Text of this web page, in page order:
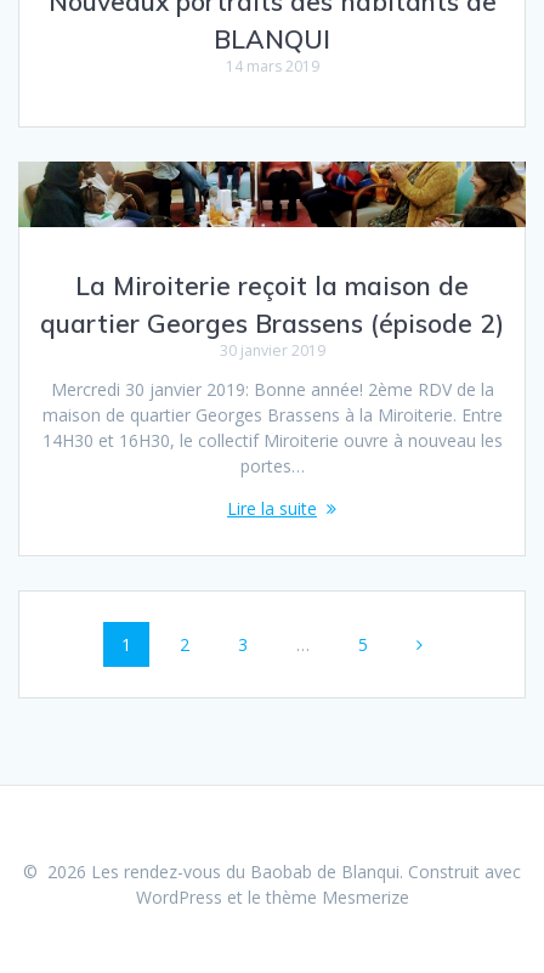
BLANQUI
14 mars 2019
La Miroiterie reçoit la maison de
quartier Georges Brassens (épisode 2)
30 janvier 2019
Mercredi 30 janvier 2019: Bonne année! 2ème RDV de la
maison de quartier Georges Brassens à la Miroiterie. Entre
14H30 et 16H30, le collectif Miroiterie ouvre à nouveau les
portes…
Lire la suite
Navigation
sein
Page
1 Page
2 Page
3 … Page
5
© 2026 Les rendez-vous du Baobab de Blanqui. Construit avec
WordPress et le thème Mesmerize